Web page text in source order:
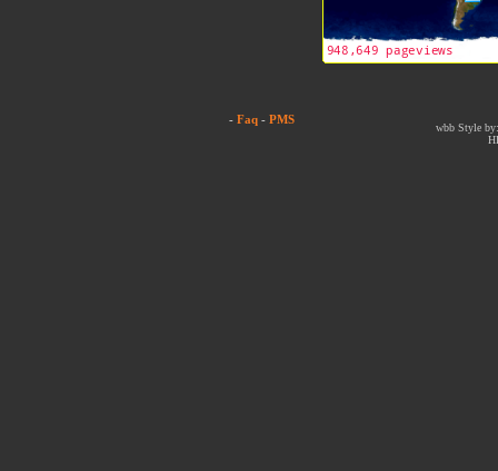
- Faq - PMS
wbb Style